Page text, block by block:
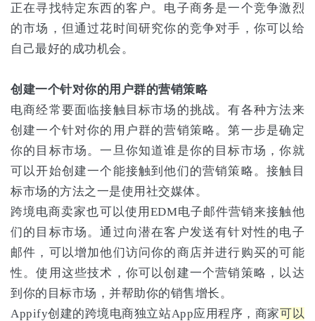
正在寻找特定东西的客户。电子商务是一个竞争激烈
的市场，但通过花时间研究你的竞争对手，你可以给
自己最好的成功机会。
创建一个针对你的用户群的营销策略
电商经常要面临接触目标市场的挑战。有各种方法来
创建一个针对你的用户群的营销策略。第一步是确定
你的目标市场。一旦你知道谁是你的目标市场，你就
可以开始创建一个能接触到他们的营销策略。接触目
标市场的方法之一是使用社交媒体。
跨境电商卖家也可以使用EDM电子邮件营销来接触他
们的目标市场。通过向潜在客户发送有针对性的电子
邮件，可以增加他们访问你的商店并进行购买的可能
性。使用这些技术，你可以创建一个营销策略，以达
到你的目标市场，并帮助你的销售增长。
Appify创建的跨境电商独立站App应用程序，商家可以